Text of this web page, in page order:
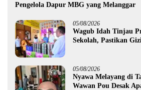
Pengelola Dapur MBG yang Melanggar
05/08/2026
Wagub Idah Tinjau
Sekolah, Pastikan
05/08/2026
Nyawa Melayang di
Wawan Pou Desak